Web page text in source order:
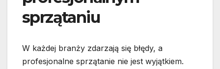
sprzątaniu
W każdej branży zdarzają się błędy, a
profesjonalne sprzątanie nie jest wyjątkiem.